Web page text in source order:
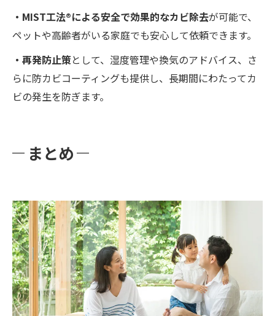
・MIST工法®による安全で効果的なカビ除去が可能で、
ペットや高齢者がいる家庭でも安心して依頼できます。
・再発防止策として、湿度管理や換気のアドバイス、さ
らに防カビコーティングも提供し、長期間にわたってカ
ビの発生を防ぎます。
まとめ